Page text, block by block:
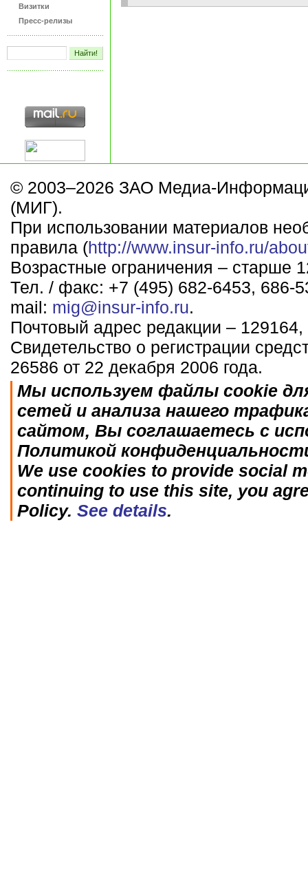
Визитки
Пресс-релизы
© 2003–2026 ЗАО Медиа-
(МИГ).
При использовании материалов
правила (http://www.insur-info.ru/
Возрастные ограничения – старше
Тел. / факс: +7 (495) 682-6453, 686-
mail: mig@insur-info.ru.
Почтовый адрес редакции –
Свидетельство о регистрации
26586 от 22 декабря 2006 года.
Мы используем файлы cookie
сетей и анализа нашего
сайтом, Вы соглашаетесь с
Политикой
We use cookies to provide social
continuing to use this site, you
Policy. See details.